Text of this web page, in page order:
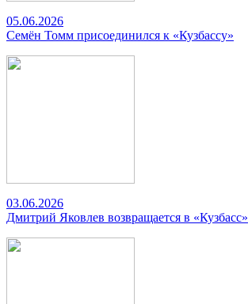
05.06.2026
Семён Томм присоединился к «Кузбассу»
03.06.2026
Дмитрий Яковлев возвращается в «Кузбасс»